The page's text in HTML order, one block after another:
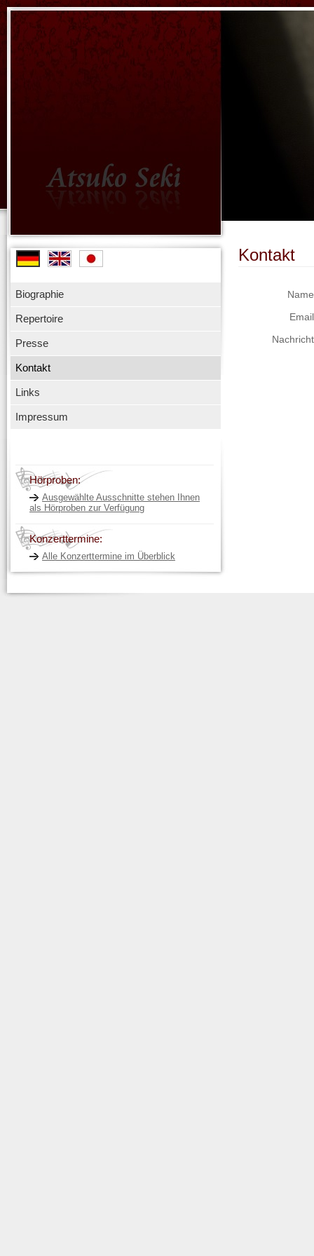
Biographie
Repertoire
Presse
Kontakt
Links
Impressum
Hörproben:
Ausgewählte Ausschnitte stehen Ihnen
als Hörproben zur Verfügung
Konzerttermine:
Alle Konzerttermine im Überblick
Kontakt
Name
Email
Nachricht